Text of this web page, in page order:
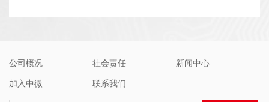
公司概况 社会责任 新闻中心
加入中微 联系我们